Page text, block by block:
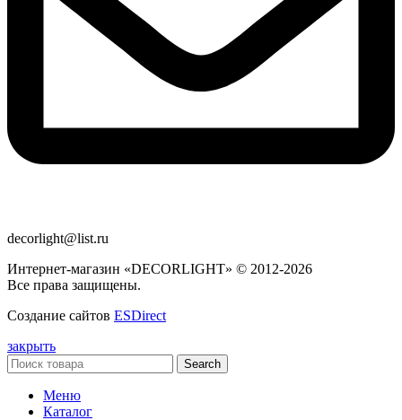
decorlight@list.ru
Интернет-магазин «DECORLIGHT» © 2012-2026
Все права защищены.
Создание сайтов ESDirect
закрыть
Search
Меню
Каталог